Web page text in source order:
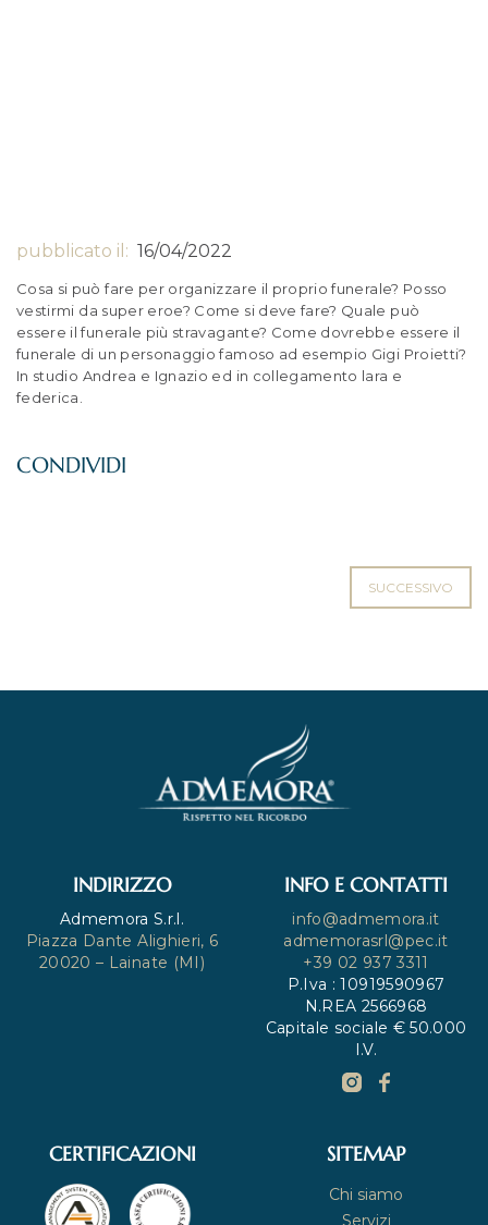
pubblicato il: 16/04/2022
Cosa si può fare per organizzare il proprio funerale? Posso
vestirmi da super eroe? Come si deve fare? Quale può
essere il funerale più stravagante? Come dovrebbe essere il
funerale di un personaggio famoso ad esempio Gigi Proietti?
In studio Andrea e Ignazio ed in collegamento lara e
federica.
SUCCESSIVO
INDIRIZZO
Admemora S.r.l.
Piazza Dante Alighieri, 6
20020 – Lainate (MI)
INFO E CONTATTI
info@admemora.it
admemorasrl@pec.it
+39 02 937 3311
P.Iva : 10919590967
N.REA 2566968
Capitale sociale € 50.000
I.V.
CERTIFICAZIONI SITEMAP
Chi siamo
Servizi